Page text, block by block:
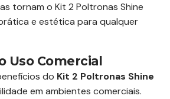
tornam o Kit 2 Poltronas Shine
e estética para qualquer
Uso Comercial
do Kit 2 Poltronas Shine
em ambientes comerciais.